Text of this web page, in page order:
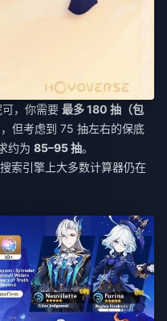
，你需要 最多 180 抽（包
，但考虑到 75 抽左右的保底
约为 85–95 抽。
索引擎上大多数计算器仍在